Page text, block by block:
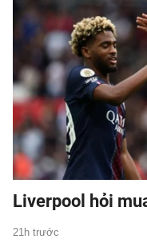
Liverpool hỏi
21h trước